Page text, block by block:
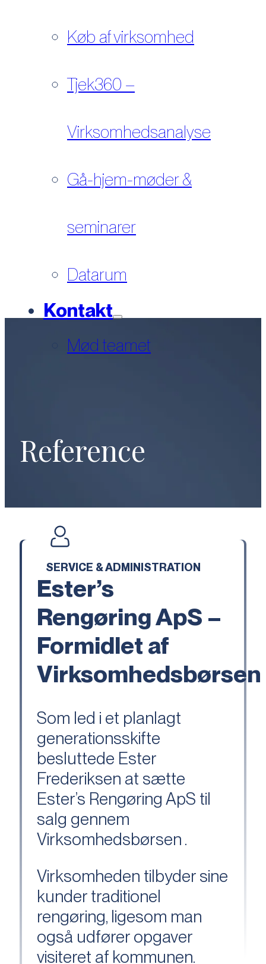
Køb af virksomhed
Tjek360 –
Virksomhedsanalyse
Gå-hjem-møder &
seminarer
Datarum
Kontakt
Mød teamet
Reference
SERVICE & ADMINISTRATION
Ester’s
Rengøring ApS –
Formidlet af
Virksomhedsbørsen
Som led i et planlagt
generationsskifte
besluttede Ester
Frederiksen at sætte
Ester’s Rengøring ApS til
salg gennem
Virksomhedsbørsen .
Virksomheden tilbyder sine
kunder traditionel
rengøring, ligesom man
også udfører opgaver
visiteret af kommunen.